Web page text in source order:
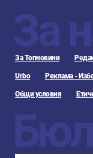
За
За Топновини
Urbo Реклама -
Общи условия